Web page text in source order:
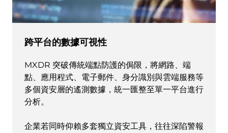
跨平台的數據可視性
MXDR 突破傳統端點防護的侷限，將網路、端
點、應用程式、電子郵件、身分識別與雲端服務等
多個資安層的遙測數據，統一匯整至單一平台進行
分析。
企業若同時仰賴多套獨立資安工具，往往深陷警報